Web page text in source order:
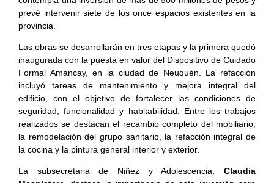
prevé intervenir siete de los once espacios existentes en la
provincia.
Las obras se desarrollarán en tres etapas y la primera quedó
inaugurada con la puesta en valor del Dispositivo de Cuidado
Formal Amancay, en la ciudad de Neuquén. La refacción
incluyó tareas de mantenimiento y mejora integral del
edificio, con el objetivo de fortalecer las condiciones de
seguridad, funcionalidad y habitabilidad. Entre los trabajos
realizados se destacan el recambio completo del mobiliario,
la remodelación del grupo sanitario, la refacción integral de
la cocina y la pintura general interior y exterior.
La subsecretaria de Niñez y Adolescencia, Claudia